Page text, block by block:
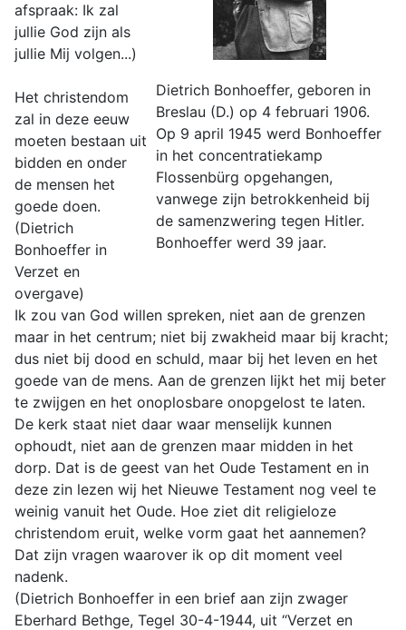
Dietrich Bonhoeffer, geboren in
Breslau (D.) op 4 februari 1906.
Op 9 april 1945 werd Bonhoeffer
in het concentratiekamp
Flossenbürg opgehangen,
vanwege zijn betrokkenheid bij
de samenzwering tegen Hitler.
Bonhoeffer werd 39 jaar.
afspraak: Ik zal
jullie God zijn als
jullie Mij volgen...)
Het christendom
zal in deze eeuw
moeten bestaan uit
bidden en onder
de mensen het
goede doen.
(Dietrich
Bonhoeffer in
Verzet en
overgave)
Ik zou van God willen spreken, niet aan de grenzen
maar in het centrum; niet bij zwakheid maar bij kracht;
dus niet bij dood en schuld, maar bij het leven en het
goede van de mens. Aan de grenzen lijkt het mij beter
te zwijgen en het onoplosbare onopgelost te laten.
De kerk staat niet daar waar menselijk kunnen
ophoudt, niet aan de grenzen maar midden in het
dorp. Dat is de geest van het Oude Testament en in
deze zin lezen wij het Nieuwe Testament nog veel te
weinig vanuit het Oude. Hoe ziet dit religieloze
christendom eruit, welke vorm gaat het aannemen?
Dat zijn vragen waarover ik op dit moment veel
nadenk.
(Dietrich Bonhoeffer in een brief aan zijn zwager
Eberhard Bethge, Tegel 30-4-1944, uit “Verzet en